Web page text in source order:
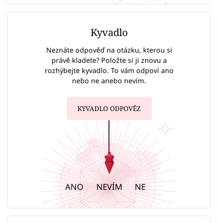
Kyvadlo
Neznáte odpověď na otázku, kterou si
právě kladete? Položte si ji znovu a
rozhýbejte kyvadlo. To vám odpoví ano
nebo ne anebo nevím.
KYVADLO ODPOVĚZ
ANO NEVÍM NE